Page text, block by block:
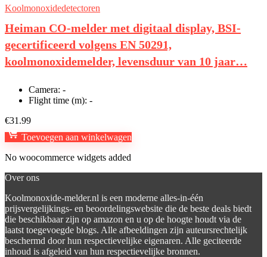
Koolmonoxidedetectoren
Heiman CO-melder met digitaal display, BSI-
gecertificeerd volgens EN 50291,
koolmonoxidemelder, levensduur van 10 jaar…
Camera: -
Flight time (m): -
€31.99
Toevoegen aan winkelwagen
No woocommerce widgets added
Over ons
Koolmonoxide-melder.nl is een moderne alles-in-één
prijsvergelijkings- en beoordelingswebsite die de beste deals biedt
die beschikbaar zijn op amazon en u op de hoogte houdt via de
laatst toegevoegde blogs. Alle afbeeldingen zijn auteursrechtelijk
beschermd door hun respectievelijke eigenaren. Alle geciteerde
inhoud is afgeleid van hun respectievelijke bronnen.